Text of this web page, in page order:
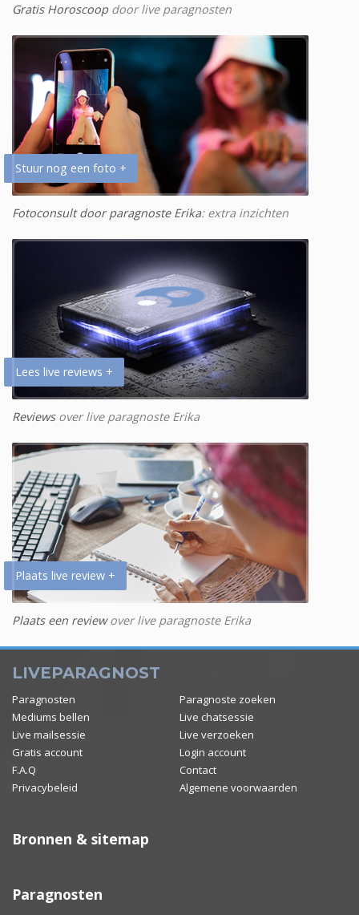
Gratis Horoscoopdoor live paragnosten
Stuur nog een foto +
Fotoconsult door paragnoste Erika: extra inzichten
Lees live reviews +
Reviewsover live paragnoste Erika
Plaats live review +
Plaats een reviewover live paragnoste Erika
LIVEPARAGNOST
Paragnosten
Paragnoste zoeken
Mediums bellen
Live chatsessie
Live mailsessie
Live verzoeken
Gratis account
Login account
F.A.Q
Contact
Privacybeleid
Algemene voorwaarden
Bronnen & sitemap
Paragnosten